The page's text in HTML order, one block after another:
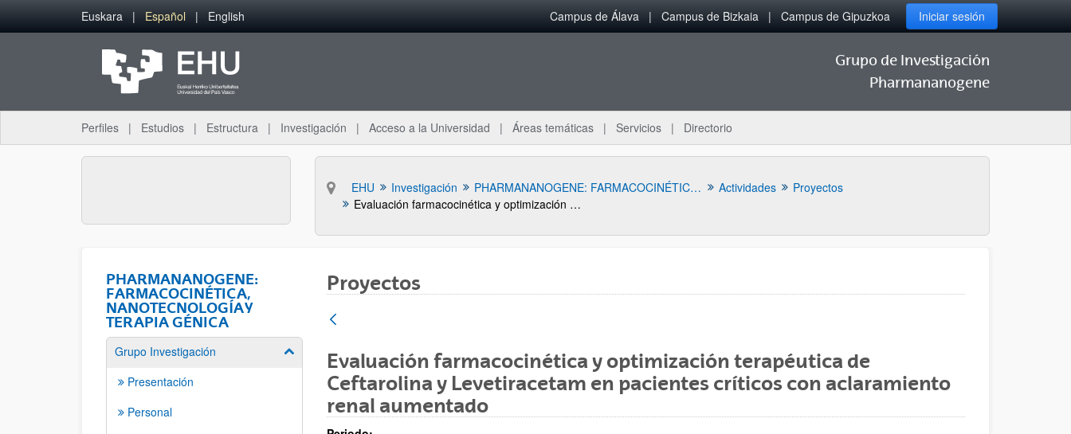
Saltar al contenido principal
Euskara Español English Campus de Álava Campus de Bizkaia Campus de Gipuzkoa Iniciar sesión
Grupo de Investigación
Pharmananogene
Perfiles Estudios Estructura Investigación Acceso a la Universidad Áreas temáticas Servicios Directorio
EHU Investigación PHARMANANOGENE: FARMACOCINÉTICA, NANOTECNOLOGÍA Y TERAPIA GÉNICA Actividades
Proyectos
Evaluación farmacocinética y optimización terapéutica de Ceftarolina y Levetiracetam en pacientes críticos con aclaramiento renal aumentado
PHARMANANOGENE:
FARMACOCINÉTICA,
NANOTECNOLOGÍA Y
TERAPIA GÉNICA
Grupo Investigación Mostrar/ocultar subpáginas
Presentación
Personal
Proyectos
Evaluación farmacocinética y optimización terapéutica de
Ceftarolina y Levetiracetam en pacientes críticos con aclaramiento
renal aumentado